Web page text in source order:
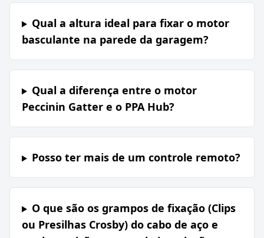
Qual a altura ideal para fixar o motor
basculante na parede da garagem?
Qual a diferença entre o motor
Peccinin Gatter e o PPA Hub?
Posso ter mais de um controle remoto?
O que são os grampos de fixação (Clips
ou Presilhas Crosby) do cabo de aço e